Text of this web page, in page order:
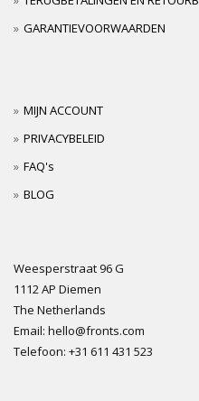
GARANTIEVOORWAARDEN
MIJN ACCOUNT
PRIVACYBELEID
FAQ's
BLOG
Weesperstraat 96 G
1112 AP Diemen
The Netherlands
Email: hello@fronts.com
Telefoon: +31 611 431 523